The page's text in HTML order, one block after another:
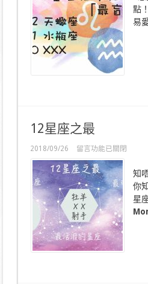
星
座
係
擇
偶
點
易
12星座之最
2018/09/26
在
〈12
星
座
之
最〉
中
留言功能已關閉
知
你
星